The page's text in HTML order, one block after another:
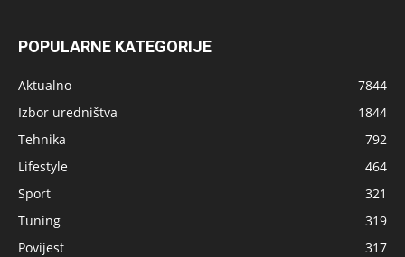
POPULARNE KATEGORIJE
Aktualno
7844
Izbor uredništva
1844
Tehnika
792
Lifestyle
464
Sport
321
Tuning
319
Povijest
317